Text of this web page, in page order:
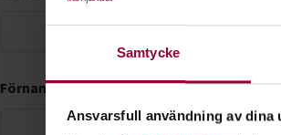
Samtycke
Ansvarsfull användning av dina
Förnamn *